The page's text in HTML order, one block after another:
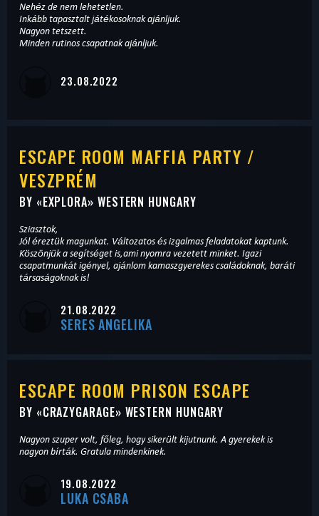
Nehéz de nem lehetetlen.
Inkább tapasztalt játékosoknak ajánljuk.
Nagyon tetszett.
Minden rutinos csapatnak ajánljuk.
23.08.2022
ESCAPE ROOM MAFFIA PARTY /
VESZPRÉM
BY «EXPLORA» WESTERN HUNGARY
Sziasztok,
Jól éreztük magunkat. Változatos és izgalmas feladatokat kaptunk.
Köszönjük a segítséget is,ami nyomra vezetett minket. Igazi
csapatmunkát igényel, ajánlom kamaszgyerekes családoknak, baráti
társaságoknak is!
21.08.2022
SERES ANGELIKA
ESCAPE ROOM PRISON ESCAPE
BY «CRAZYGARAGE» WESTERN HUNGARY
Nagyon szuper volt, főleg, hogy sikerült kijutnunk. A gyerekek is
nagyon bírták. Gratula mindenkinek.
19.08.2022
LUKA CSABA